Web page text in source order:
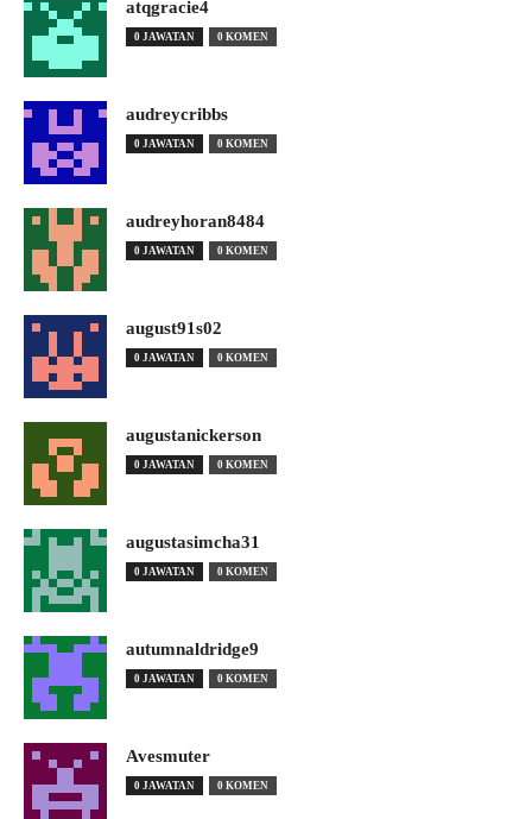
atqgracie4
0 JAWATAN 0 KOMEN
audreycribbs
0 JAWATAN 0 KOMEN
audreyhoran8484
0 JAWATAN 0 KOMEN
august91s02
0 JAWATAN 0 KOMEN
augustanickerson
0 JAWATAN 0 KOMEN
augustasimcha31
0 JAWATAN 0 KOMEN
autumnaldridge9
0 JAWATAN 0 KOMEN
Avesmuter
0 JAWATAN 0 KOMEN